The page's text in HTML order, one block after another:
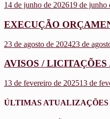
14 de junho de 202619 de junho
EXECUÇÃO
23 de agosto de 202423 de
AVISOS / LICITAÇÕES
13 de fevereiro de 202513 de
ÚLTIMAS ATUALIZAÇÕES